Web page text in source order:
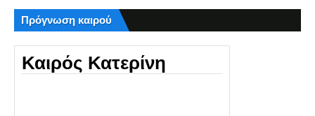
Πρόγνωση καιρού
Καιρός Κατερίνη